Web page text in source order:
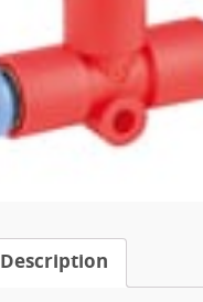
Description